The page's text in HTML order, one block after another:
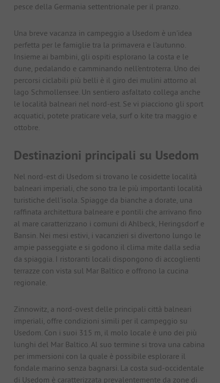
pesce della Germania settentrionale per il pranzo.
Una breve vacanza in campeggio a Usedom è un'idea
perfetta per le famiglie tra la primavera e l'autunno.
Insieme ai bambini, gli ospiti esplorano la costa e le
dune, pedalando e camminando nell'entroterra. Uno dei
percorsi ciclabili più belli è il giro dei mulini attorno al
lago Schmollensee. Un sentiero asfaltato collega anche
le località balneari nel nord-est. Se vi piacciono gli sport
acquatici, potete praticare vela, surf o kite tra maggio e
ottobre.
Destinazioni principali su Usedom
Nel nord-est di Usedom si trovano le cosidette località
balneari imperiali, che sono tra le più importanti località
turistiche dell'isola. Spiagge da bianche a dorate, una
raffinata architettura balneare e pontili che arrivano fino
al mare caratterizzano i comuni di Ahlbeck, Heringsdorf e
Bansin. Nei mesi estivi, i vacanzieri si divertono lungo le
ampie passeggiate e si godono il clima mite dalla sedia
da spiaggia. I ristoranti locali dispongono di accoglienti
terrazze con vista sul Mar Baltico e offrono la cucina
regionale.
Zinnowitz, a nord-ovest delle principali città balneari
imperiali, offre condizioni simili per il campeggio su
Usedom. Con i suoi 315 m, il molo locale è uno dei più
lunghi del Mar Baltico. Al suo termine si trova una cabina
per immersioni con la quale è possibile esplorare il
fondale marino senza bagnarsi. La costa sud-occidentale
di Usedom è caratterizzata prevalentemente da zone di